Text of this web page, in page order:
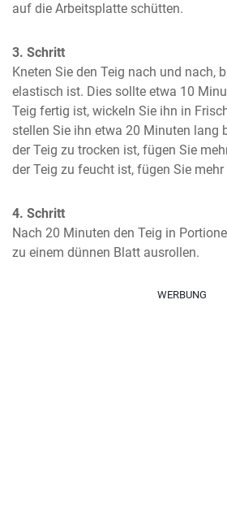
auf die Arbeitsplatte schütten.
3. Schritt
Kneten Sie den Teig nach und nach,
elastisch ist. Dies sollte etwa 10
Teig fertig ist, wickeln Sie ihn in
stellen Sie ihn etwa 20 Minuten lang
der Teig zu trocken ist, fügen Sie
der Teig zu feucht ist, fügen Sie
4. Schritt
Nach 20 Minuten den Teig in
zu einem dünnen Blatt ausrollen.
WERBUNG